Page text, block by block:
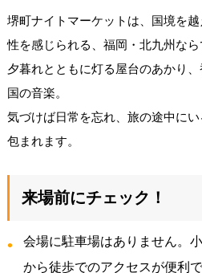
堺町ナイトマーケットは、国境を
性を感じられる、福岡・北九州なら
夕暮れとともに灯る屋台のあかり
国の音楽。
気づけば日常を忘れ、旅の途中に
包まれます。
来場前にチェック！
会場に駐車場はありません。
から徒歩でのアクセスが便利で